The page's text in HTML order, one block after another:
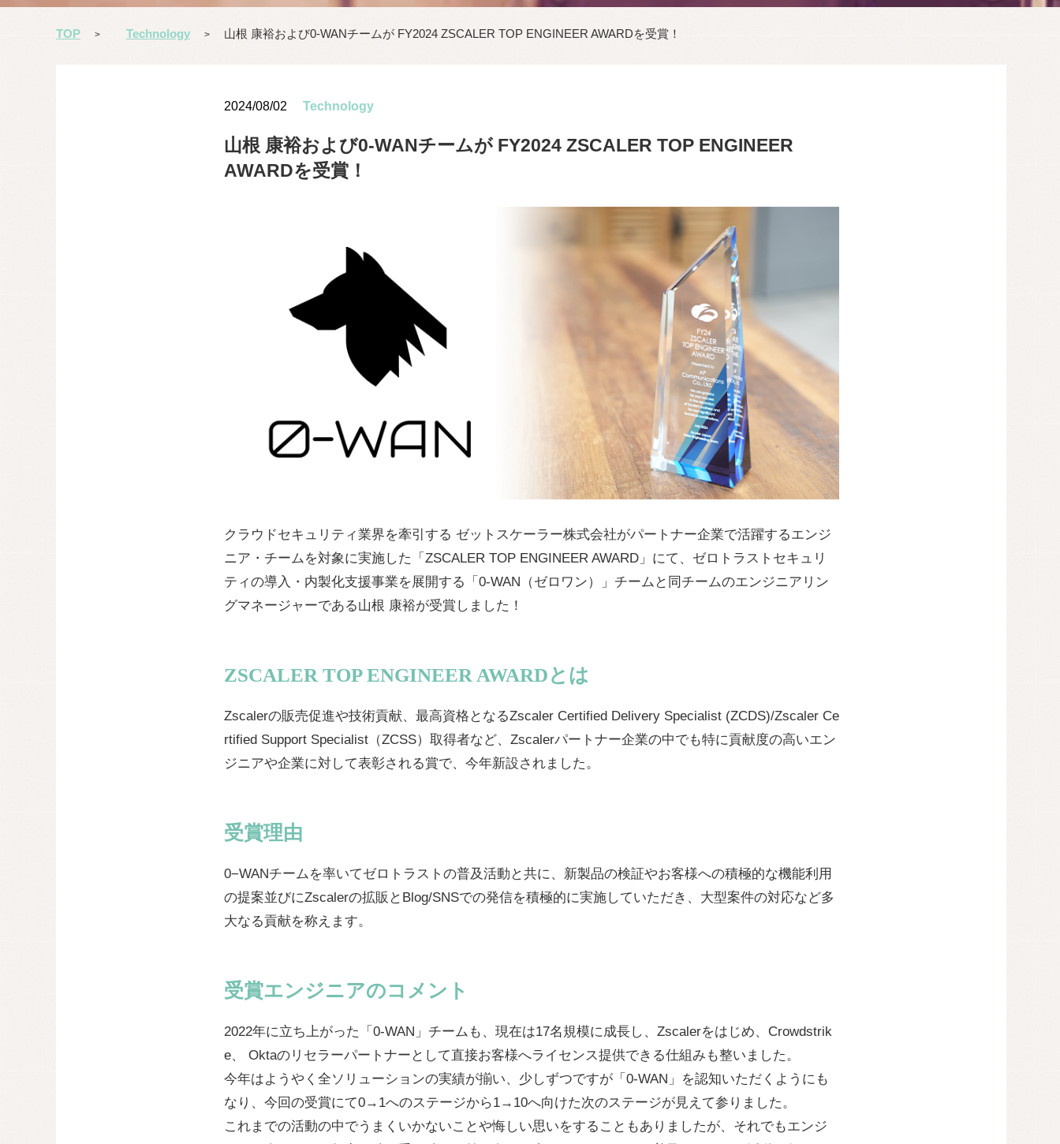
TOP > Technology > 山根 康裕および0-WANチームが FY2024 ZSCALER TOP ENGINEER AWARDを受賞！
2024/08/02 Technology
山根 康裕および0-WANチームが FY2024 ZSCALER TOP ENGINEER
AWARDを受賞！
クラウドセキュリティ業界を牽引する ゼットスケーラー株式会社がパートナー企業で活躍するエンジ
ニア・チームを対象に実施した「ZSCALER TOP ENGINEER AWARD」にて、ゼロトラストセキュリ
ティの導入・内製化支援事業を展開する「0-WAN（ゼロワン）」チームと同チームのエンジニアリン
グマネージャーである山根 康裕が受賞しました！
ZSCALER TOP ENGINEER AWARDとは
Zscalerの販売促進や技術貢献、最高資格となるZscaler Certified Delivery Specialist (ZCDS)/Zscaler Ce
rtified Support Specialist（ZCSS）取得者など、Zscalerパートナー企業の中でも特に貢献度の高いエン
ジニアや企業に対して表彰される賞で、今年新設されました。
受賞理由
0−WANチームを率いてゼロトラストの普及活動と共に、新製品の検証やお客様への積極的な機能利用
の提案並びにZscalerの拡販とBlog/SNSでの発信を積極的に実施していただき、大型案件の対応など多
大なる貢献を称えます。
受賞エンジニアのコメント
2022年に立ち上がった「0-WAN」チームも、現在は17名規模に成長し、Zscalerをはじめ、Crowdstrik
e、 Oktaのリセラーパートナーとして直接お客様へライセンス提供できる仕組みも整いました。
今年はようやく全ソリューションの実績が揃い、少しずつですが「0-WAN」を認知いただくようにも
なり、今回の受賞にて0→1へのステージから1→10へ向けた次のステージが見えて参りました。
これまでの活動の中でうまくいかないことや悔しい思いをすることもありましたが、それでもエンジ